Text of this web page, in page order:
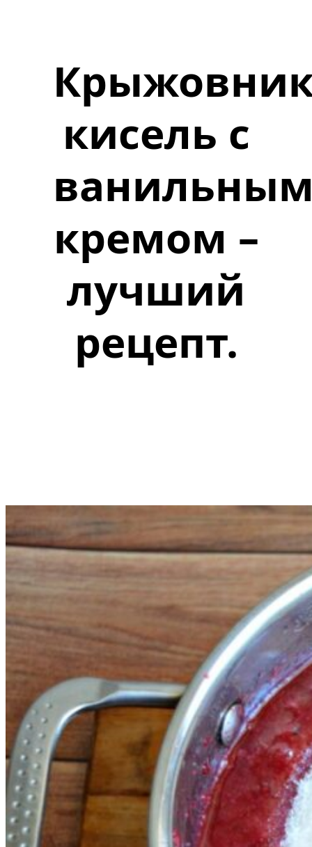
кисель с
кремом –
лучший
рецепт.